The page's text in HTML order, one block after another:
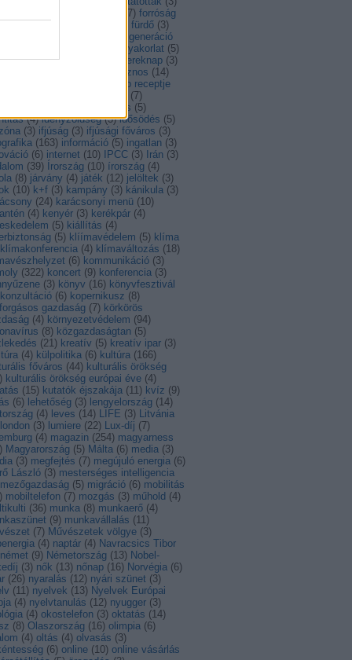
7) forróság
fürdő (3)
generáció
gyakorlat (5)
(6 gyereknap (3)
hasznos (14)
hónap receptje
(7)
husito leves (5)
(4) idényzöldség (3) idősödés (5)
(3) ifjúság (3) ifjúsági főváros (3)
(163) információ (5) ingatlan (3)
(6) internet (10) IPCC (3) Irán (3)
(39) Írország (10) írország (4)
(8) járvány (4) játék (12) jelöltek (3)
(10) k+f (3) kampány (3) kánikula (3)
(24) karácsonyi menü (10)
(4) kenyér (3) kerékpár (4)
(5) kiállítás (4)
(5) klíímavédelem (5) klíma
klímakonferencia (4) klímaváltozás (18)
(6) kommunikáció (3)
(322) koncert (9) konferencia (3)
(3) könyv (16) könyvfesztivál
konzultáció (6) kopernikusz (8)
gazdaság (7) körkörös
(4) környezetvédelem (94)
(8) közgazdaságtan (5)
(21) kreatív (5) kreatív ipar (3)
(4) külpolitika (6) kultúra (166)
főváros (44) kulturális örökség
) kulturális örökség európai éve (4)
(15) kutatók éjszakája (11) kvíz (9)
(6) lehetőség (3) lengyelország (14)
(4) leves (14) LIFE (3) Litvánia
london (3) lumiere (22) Lux-díj (7)
(4) magazin (254) magyarness
) Magyarország (5) Málta (6) media (3)
(3) megfejtés (7) megújuló energia (6)
László (3) mesterséges intelligencia
mezőgazdaság (5) migráció (6) mobilitás
) mobiltelefon (7) mozgás (3) műhold (4)
(36) munka (8) munkaerő (4)
(9) munkavállalás (11)
(7) Művészetek völgye (3)
(4) naptár (4) Navracsics Tibor
német (9) Németország (13) Nobel-
(3) nők (13) nőnap (16) Norvégia (6)
(26) nyaralás (12) nyári szünet (3)
(11) nyelvek (13) Nyelvek Európai
(4) nyelvtanulás (12) nyugger (3)
(4) okostelefon (3) oktatás (14)
(8) Olaszország (16) olimpia (6)
(4) oltás (4) olvasás (3)
(6) online (10) online vásárlás